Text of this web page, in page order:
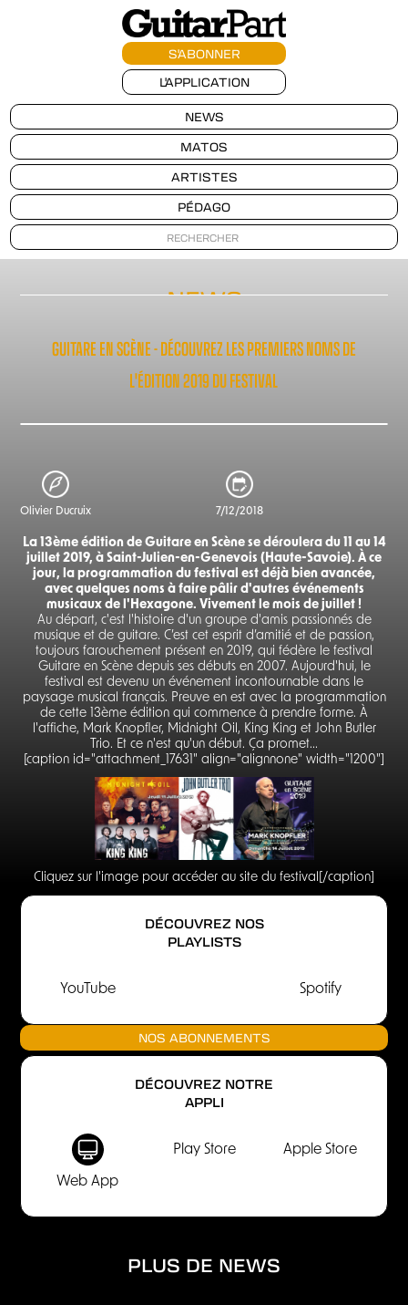
S'ABONNER
L'APPLICATION
NEWS
MATOS
ARTISTES
PÉDAGO
NEWS
GUITARE EN SCÈNE - DÉCOUVREZ LES PREMIERS NOMS DE
L'ÉDITION 2019 DU FESTIVAL
Olivier Ducruix 7/12/2018
La 13ème édition de Guitare en Scène se déroulera du 11 au 14
juillet 2019, à Saint-Julien-en-Genevois (Haute-Savoie). À ce
jour, la programmation du festival est déjà bien avancée,
avec quelques noms à faire pâlir d'autres événements
musicaux de l'Hexagone. Vivement le mois de juillet !
Au départ, c'est l'histoire d'un groupe d'amis passionnés de
musique et de guitare. C’est cet esprit d’amitié et de passion,
toujours farouchement présent en 2019, qui fédère le festival
Guitare en Scène depuis ses débuts en 2007. Aujourd'hui, le
festival est devenu un événement incontournable dans le
paysage musical français. Preuve en est avec la programmation
de cette 13ème édition qui commence à prendre forme. À
l'affiche, Mark Knopfler, Midnight Oil, King King et John Butler
Trio. Et ce n'est qu'un début. Ça promet...
[caption id="attachment_17631" align="alignnone" width="1200"]
Cliquez sur l'image pour accéder au site du festival[/caption]
DÉCOUVREZ NOS
PLAYLISTS
YouTube Spotify
NOS ABONNEMENTS
DÉCOUVREZ NOTRE
APPLI
Web App
Play Store Apple Store
PLUS DE NEWS